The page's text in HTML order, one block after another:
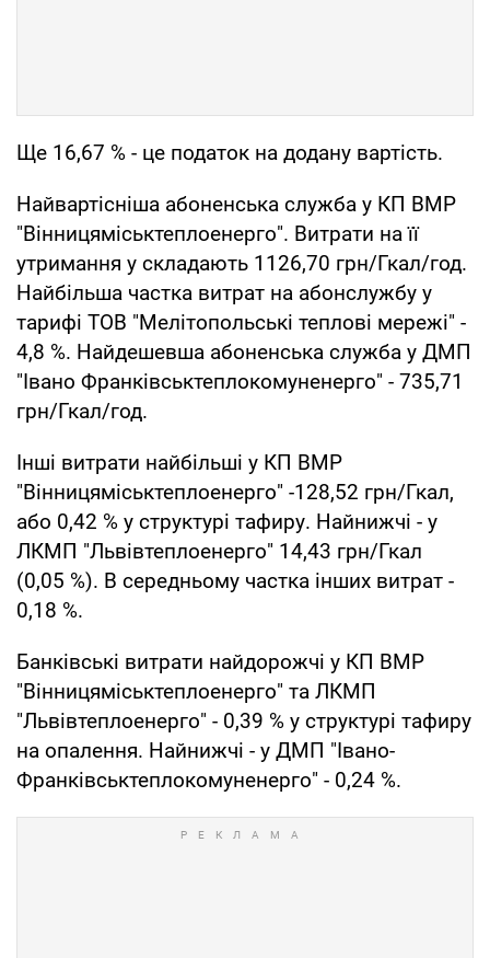
Ще 16,67 % - це податок на додану вартість.
Найвартісніша абоненська служба у КП ВМР
"Вінницяміськтеплоенерго". Витрати на її
утримання у складають 1126,70 грн/Гкал/год.
Найбільша частка витрат на абонслужбу у
тарифі ТОВ "Мелітопольські теплові мережі" -
4,8 %. Найдешевша абоненська служба у ДМП
"Івано Франківськтеплокомуненерго" - 735,71
грн/Гкал/год.
Інші витрати найбільші у КП ВМР
"Вінницяміськтеплоенерго" -128,52 грн/Гкал,
або 0,42 % у структурі тафиру. Найнижчі - у
ЛКМП "Львівтеплоенерго" 14,43 грн/Гкал
(0,05 %). В середньому частка інших витрат -
0,18 %.
Банківські витрати найдорожчі у КП ВМР
"Вінницяміськтеплоенерго" та ЛКМП
"Львівтеплоенерго" - 0,39 % у структурі тафиру
на опалення. Найнижчі - у ДМП "Івано-
Франківськтеплокомуненерго" - 0,24 %.